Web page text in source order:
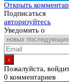
Открыть
Подписаться
авторизуйтесь
Уведомить о
Пожалуйста,
0 комментариев